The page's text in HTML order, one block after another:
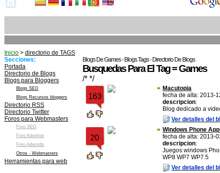
Inicio > directorio de TAGS
Secciones:
Portada
Directorio de Blogs
Blogs para Bloggers
Blogs SEO
Blogs Recursos bloggers
Directorio RSS
Directorio Twitter
Foros para Webmasters
Foro SEO
Foro Adsense
Foro Adwords
Otros - Webmasters
Herramientas para web
Blogs De Games - Blogs Tags - Directorio De Blogs
Busquedas Para El Tag = Games
/* */
163
Macutopia
fecha de alta: 2013-
descripcion:
Blog dedicado a
Ver detalles del
20
Windows Phone
fecha de alta: 2013-
descripcion:
Juegos windows
WP8 WP7 WP7.5
Ver detalles del